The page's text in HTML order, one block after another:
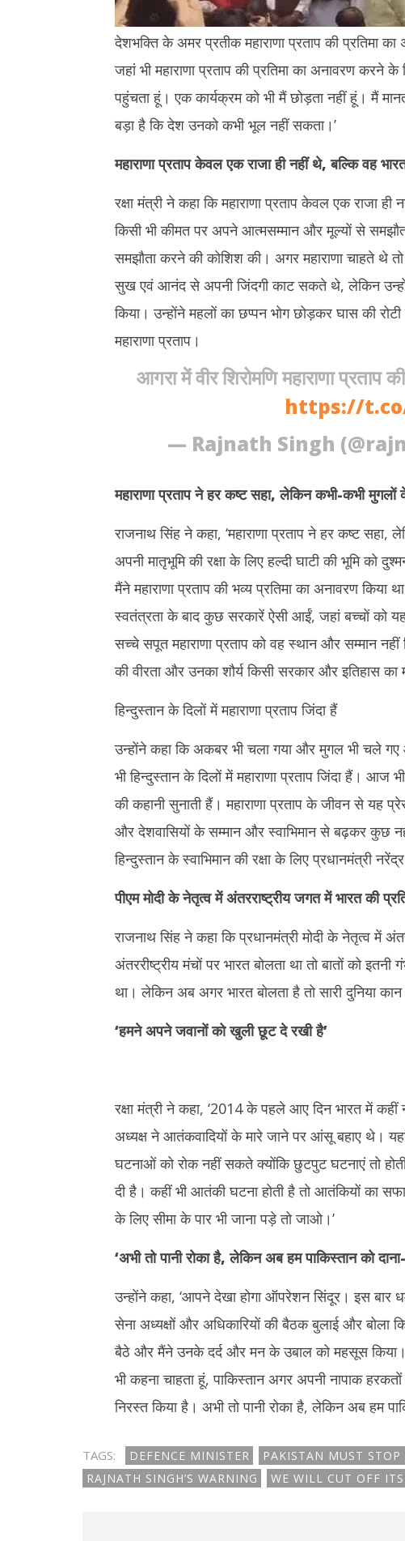
देशभक्ति के अमर प्रतीक महाराणा प्रताप की
जहां भी महाराणा प्रताप की प्रतिमा का अनावरण करने
पहुंचता हूं। एक कार्यक्रम को भी मैं छोड़ता नहीं हूं। मैं
बड़ा है कि देश उनको कभी भूल नहीं सकता।’
महाराणा प्रताप केवल एक राजा ही नहीं थे,बल्कि वह
रक्षा मंत्री ने कहा कि महाराणा प्रताप केवल एक राजा
किसी भी कीमत पर अपने आत्मसम्मान और मूल्यों से
समझौता करने की कोशिश की। अगर महाराणा चाहते
सुख एवं आनंद से अपनी जिंदगी काट सकते थे, लेकिन
किया। उन्होंने महलों का छप्पन भोग छोड़कर घास की
महाराणा प्रताप।
आगरा में वीर शिरोमणि महाराणा
https://t.co/
— Rajnath Singh
महाराणा प्रताप ने हर कष्ट सहा,लेकिन कभी-कभी मुगलों
राजनाथ सिंह ने कहा, ‘महाराणा प्रताप ने हर कष्ट
अपनी मातृभूमि की रक्षा के लिए हल्दी घाटी की भूमि
मैंने महाराणा प्रताप की भव्य प्रतिमा का अनावरण
स्वतंत्रता के बाद कुछ सरकारें ऐसी आईं, जहां बच्चों को
सच्चे सपूत महाराणा प्रताप को वह स्थान और सम्मान नहीं
की वीरता और उनका शौर्य किसी सरकार और इतिहास का
हिन्दुस्तान के दिलों में महाराणा प्रताप जिंदा हैं
उन्होंने कहा कि अकबर भी चला गया और मुगल भी चले
भी हिन्दुस्तान के दिलों में महाराणा प्रताप जिंदा हैं। आज
की कहानी सुनाती हैं। महाराणा प्रताप के जीवन से यह
और देशवासियों के सम्मान और स्वाभिमान से बढ़कर कुछ
हिन्दुस्तान के स्वाभिमान की रक्षा के लिए प्रधानमंत्री
पीएम मोदी के नेतृत्व में अंतरराष्ट्रीय जगत में भारत की
राजनाथ सिंह ने कहा कि प्रधानमंत्री मोदी के नेतृत्व में
अंतररीष्ट्रीय मंचों पर भारत बोलता था तो बातों को इतनी
था। लेकिन अब अगर भारत बोलता है तो सारी दुनिया
‘हमने अपने जवानों को खुली छूट दे रखी है’
रक्षा मंत्री ने कहा, ‘2014 के पहले आए दिन भारत में
अध्यक्ष ने आतंकवादियों के मारे जाने पर आंसू बहाए थे।
घटनाओं को रोक नहीं सकते क्योंकि छुटपुट घटनाएं तो
दी है। कहीं भी आतंकी घटना होती है तो आतंकियों का
के लिए सीमा के पार भी जाना पड़े तो जाओ।’
‘अभी तो पानी रोका है,लेकिन अब हम पाकिस्तान को
उन्होंने कहा, ‘आपने देखा होगा ऑपरेशन सिंदूर। इस बार
सेना अध्यक्षों और अधिकारियों की बैठक बुलाई और बोला
बैठे और मैंने उनके दर्द और मन के उबाल को महसूस
भी कहना चाहता हूं, पाकिस्तान अगर अपनी नापाक
निरस्त किया है। अभी तो पानी रोका है, लेकिन अब हम
TAGS: DEFENCE MINISTER
PAKISTAN MUST
RAJNATH SINGH’S WARNING
WE WILL CUT OFF